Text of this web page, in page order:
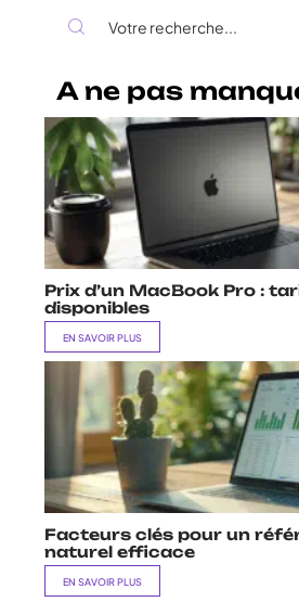
A ne pas
Prix d’un MacBook Pro :
disponibles
EN SAVOIR PLUS
Facteurs clés pour un
naturel efficace
EN SAVOIR PLUS